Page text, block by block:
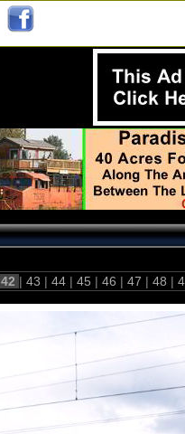
42 | 43 | 44 | 45 | 46 | 47 | 48 |